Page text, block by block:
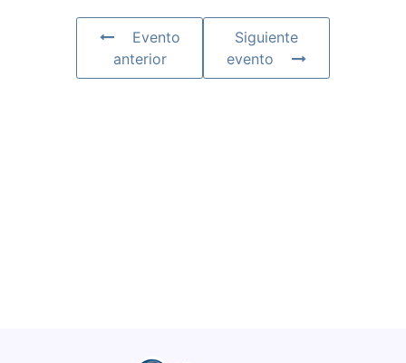
Evento
anterior
Siguiente
evento